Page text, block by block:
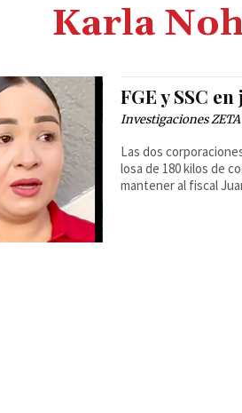
Karla
FGE y SSC
Investigaciones ZETA
Las dos
losa de 180 kilos de
mantener al fiscal